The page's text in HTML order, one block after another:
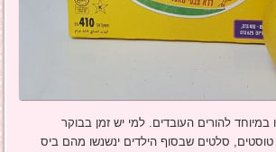
במיוחד להורים העובדים. למי יש זמן בבוקר
סלטים שבסוף הילדים ינשנשו מהם ביס